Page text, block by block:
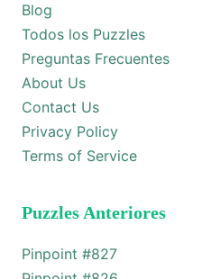
Blog
Todos los Puzzles
Preguntas Frecuentes
About Us
Contact Us
Privacy Policy
Terms of Service
Puzzles Anteriores
Pinpoint #827